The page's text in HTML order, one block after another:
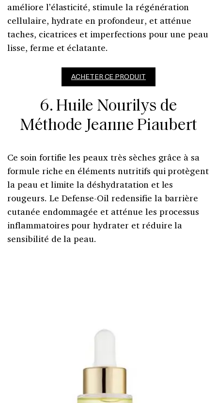
améliore l’élasticité, stimule la régénération
cellulaire, hydrate en profondeur, et atténue
taches, cicatrices et imperfections pour une peau
lisse, ferme et éclatante.
ACHETER CE PRODUIT
6. Huile Nourilys de
Méthode Jeanne Piaubert
Ce soin fortifie les peaux très sèches grâce à sa
formule riche en éléments nutritifs qui protègent
la peau et limite la déshydratation et les
rougeurs. Le Defense-Oil redensifie la barrière
cutanée endommagée et atténue les processus
inflammatoires pour hydrater et réduire la
sensibilité de la peau.